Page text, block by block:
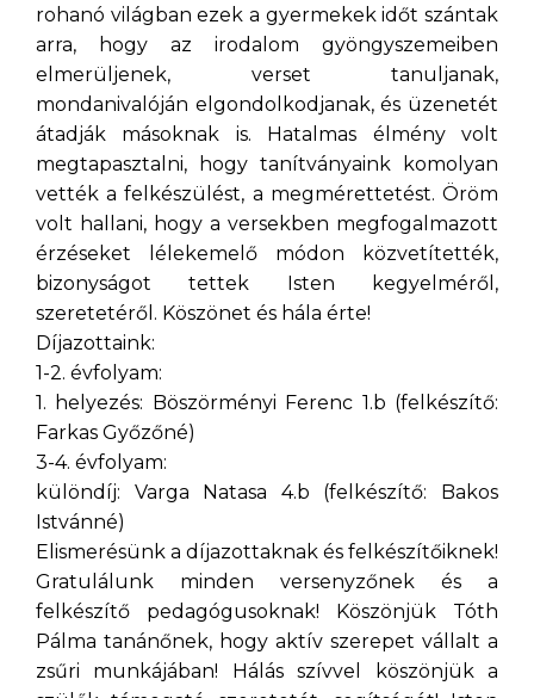
rohanó világban ezek a gyermekek időt szántak
arra, hogy az irodalom gyöngyszemeiben
elmerüljenek, verset tanuljanak,
mondanivalóján elgondolkodjanak, és üzenetét
átadják másoknak is. Hatalmas élmény volt
megtapasztalni, hogy tanítványaink komolyan
vették a felkészülést, a megmérettetést. Öröm
volt hallani, hogy a versekben megfogalmazott
érzéseket lélekemelő módon közvetítették,
bizonyságot tettek Isten kegyelméről,
szeretetéről. Köszönet és hála érte!
Díjazottaink:
1-2. évfolyam:
1. helyezés: Böszörményi Ferenc 1.b (felkészítő:
Farkas Győzőné)
3-4. évfolyam:
különdíj: Varga Natasa 4.b (felkészítő: Bakos
Istvánné)
Elismerésünk a díjazottaknak és felkészítőiknek!
Gratulálunk minden versenyzőnek és a
felkészítő pedagógusoknak! Köszönjük Tóth
Pálma tanánőnek, hogy aktív szerepet vállalt a
zsűri munkájában! Hálás szívvel köszönjük a